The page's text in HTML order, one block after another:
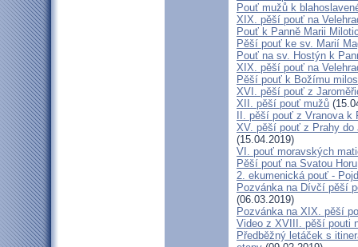
Pouť mužů k
XIX. pěší pouť na
Pouť k Panně Marii
Pěší pouť ke sv. Marií
Pouť na sv. Hostýn k
XIX. pěší pouť na
Pěší pouť k Božímu
XVI. pěší pouť z
XII. pěší pouť mužů
II. pěší pouť z Vranova k
XV. pěší pouť z Prahy
(15.04.2019)
VI. pouť moravských
Pěší pouť na Svatou Horu
2. ekumenická pouť -
Pozvánka na Dívčí pěší
(06.03.2019)
Pozvánka na XIX. pěší
Video z XVIII. pěší pouti
Předběžný letáček s